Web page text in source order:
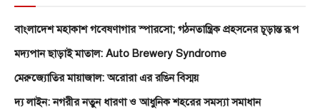
বাংলাদেশ মহাকাশ গবেষণাগার স্পারসো; গঠনতান্ত্রিক প্রহসনের চূড়ান্ত রূপ
মদ্যপান ছাড়াই মাতাল: Auto Brewery Syndrome
মেরুজ্যোতির মায়াজাল: অরোরা এর রঙিন বিস্ময়
দ্য লাইন: নগরীর নতুন ধারণা ও আধুনিক শহরের সমস্যা সমাধান